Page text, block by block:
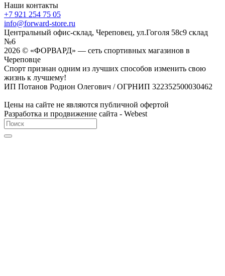
Наши контакты
+7 921 254 75 05
info@forward-store.ru
Центральный офис-склад, Череповец, ул.Гоголя 58с9 склад
№6
2026 © «ФОРВАРД» — сеть спортивных магазинов в
Череповце
Спорт признан одним из лучших способов изменить свою
жизнь к лучшему!
ИП Потанов Родион Олегович / ОГРНИП 322352500030462
Цены на сайте не являются публичной офертой
Разработка и продвижение сайта - Webest